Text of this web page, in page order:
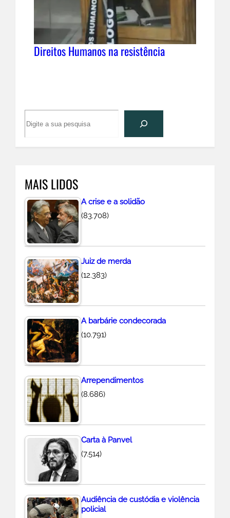
Direitos Humanos na resistência
e
i
s
a
r
MAIS LIDOS
A crise e a solidão
(83.708)
Juiz de merda
(12.383)
A barbárie condecorada
(10.791)
Arrependimentos
(8.686)
Carta à Panvel
(7.514)
Audiência de custódia e violência
policial